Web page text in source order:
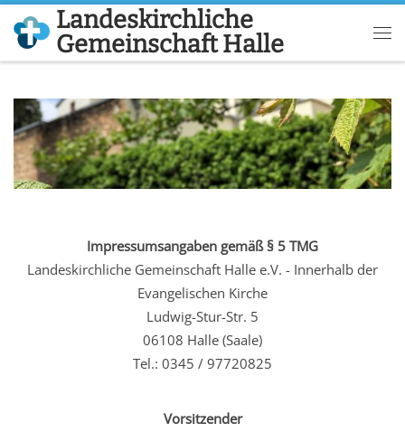
Zum Inhalt springen
Landeskirchliche
Gemeinschaft Halle
Impressumsangaben gemäß § 5 TMG
Landeskirchliche Gemeinschaft Halle e.V. - Innerhalb der
Evangelischen Kirche
Ludwig-Stur-Str. 5
06108 Halle (Saale)
Tel.: 0345 / 97720825
Vorsitzender